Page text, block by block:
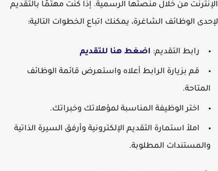
الإنترنت من خلال منصتها الرسمية. إذا كنت مهتمًا بالتقديم
لإحدى الوظائف الشاغرة، يمكنك اتباع الخطوات التالية:
رابط التقديم: اضغط هنا للتقديم
قم بزيارة الرابط أعلاه واستعرض قائمة الوظائف
المتاحة.
اختر الوظيفة المناسبة لمؤهلاتك وخبراتك.
املأ استمارة التقديم الإلكترونية وأرفق السيرة الذاتية
والمستندات المطلوبة.